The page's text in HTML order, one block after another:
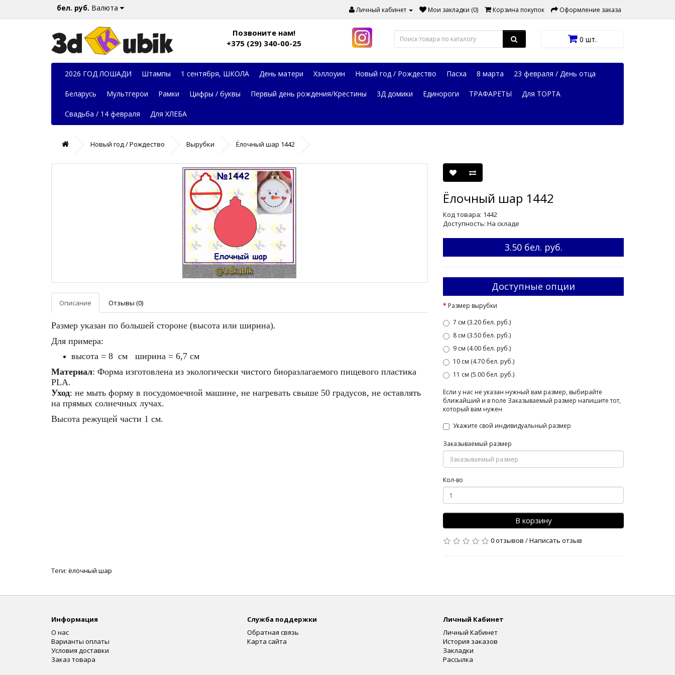
бел. руб. Валюта Личный кабинет Мои закладки (0) Корзина покупок Оформление заказа
Позвоните нам!
+375 (29) 340-00-25
0 шт.
2026 ГОД ЛОШАДИ Штампы 1 сентября, ШКОЛА День матери Хэллоуин Новый год / Рождество Пасха 8 марта 23 февраля / День отца
Беларусь Мультгерои Рамки Цифры / буквы Первый день рождения/Крестины 3Д домики Единороги ТРАФАРЕТЫ Для ТОРТА
Свадьба / 14 февраля Для ХЛЕБА
Новый год / Рождество Вырубки Ёлочный шар 1442
Описание Отзывы (0)
Размер указан по большей стороне (высота или ширина).
Для примера:
высота = 8 см ширина = 6,7 см
Материал: Форма изготовлена из экологически чистого биоразлагаемого пищевого пластика
PLA.
Уход: не мыть форму в посудомоечной машине, не нагревать свыше 50 градусов, не оставлять
на прямых солнечных лучах.
Высота режущей части 1 см.
Ёлочный шар 1442
Код товара: 1442
Доступность: На складе
3.50 бел. руб.
Доступные опции
Размер вырубки
7 см (3.20 бел. руб.)
8 см (3.50 бел. руб.)
9 см (4.00 бел. руб.)
10 см (4.70 бел. руб.)
11 см (5.00 бел. руб.)
Если у нас не указан нужный вам размер, выбирайте
ближайший и в поле Заказываемый размер напишите тот,
который вам нужен
Укажите свой индивидуальный размер
Заказываемый размер
Кол-во
В корзину
0 отзывов /Написать отзыв
Теги: ёлочный шар
Информация
О нас
Варианты оплаты
Условия доставки
Заказ товара
Служба поддержки
Обратная связь
Карта сайта
Личный Кабинет
Личный Кабинет
История заказов
Закладки
Рассылка